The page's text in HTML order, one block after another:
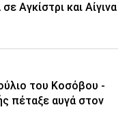
Αγκίστρι και Αίγινα
του Κοσόβου -
πέταξε αυγά στον